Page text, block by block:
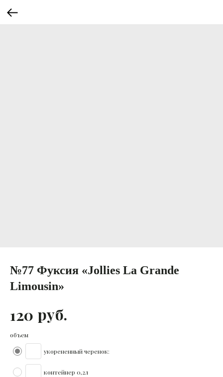
№77 Фуксия «Jollies La Grande
Limousin»
120 руб.
объем
укорененный черенок:
контейнер 0,2л